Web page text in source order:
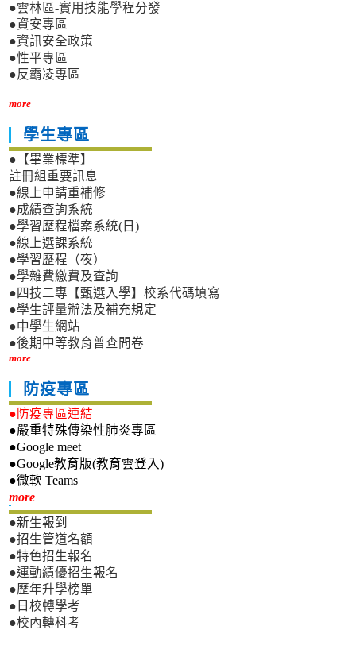
●雲林區-實用技能學程分發
●資安專區
●資訊安全政策
●性平專區
●反霸凌專區
more
學生專區
●【畢業標準】
註冊組重要訊息
●線上申請重補修
●成績查詢系統
●學習歷程檔案系統(日)
●線上選課系統
●學習歷程（夜）
●學雜費繳費及查詢
●四技二專【甄選入學】校系代碼填寫
●學生評量辦法及補充規定
●中學生網站
●後期中等教育普查問卷
more
防疫專區
●防疫專區連結
●嚴重特殊傳染性肺炎專區
●Google meet
●Google教育版(教育雲登入)
●微軟 Teams
more新生專區
●新生報到
●招生管道名額
●特色招生報名
●運動績優招生報名
●歷年升學榜單
●日校轉學考
●校內轉科考